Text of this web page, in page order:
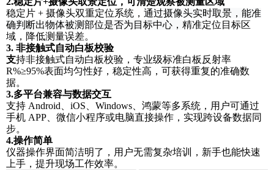
稳定片 + 摄像头双重定位系统， 通过摄像头实时取景，能准
确判断出物体被测部位是否为目标中心， 精准定位目标区
域，降低测量误差。
3. 非接触式自动白板校验
支持非接触式自动白板校验，专业级标准白板反射率
R%≥95%表面均匀性好，稳定性高，可获得重复的准确数
据。
3.多平台兼容与数据交互
支持 Android、iOS、Windows、鸿蒙等多系统，用户可通过
手机 APP、微信小程序或电脑直接操作，实现跨设备数据同
步。
4.操作简单
仪器操作界面简洁明了，用户无需复杂培训，新手也能快速
上手，提升现场工作效率。